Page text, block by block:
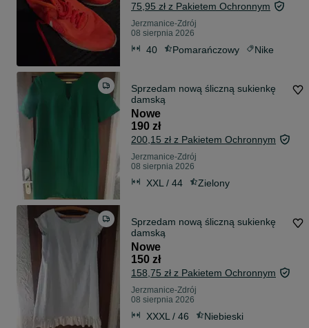
75,95 zł z Pakietem Ochronnym
Jerzmanice-Zdrój
08 sierpnia 2026
40 Pomarańczowy Nike
Sprzedam nową śliczną sukienkę
damską
Nowe
190 zł
200,15 zł z Pakietem Ochronnym
Jerzmanice-Zdrój
08 sierpnia 2026
XXL / 44 Zielony
Sprzedam nową śliczną sukienkę
damską
Nowe
150 zł
158,75 zł z Pakietem Ochronnym
Jerzmanice-Zdrój
08 sierpnia 2026
XXXL / 46 Niebieski